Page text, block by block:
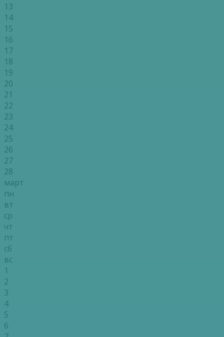
13
14
15
16
17
18
19
20
21
22
23
24
25
26
27
28
март
пн
вт
ср
чт
пт
сб
вс
1
2
3
4
5
6